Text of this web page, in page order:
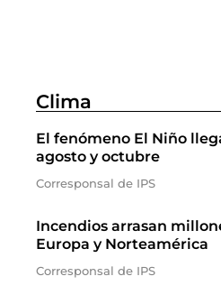
Clima
El fenómeno El Niño
agosto y octubre
Corresponsal de IPS
Incendios arrasan
Europa y Norteamérica
Corresponsal de IPS